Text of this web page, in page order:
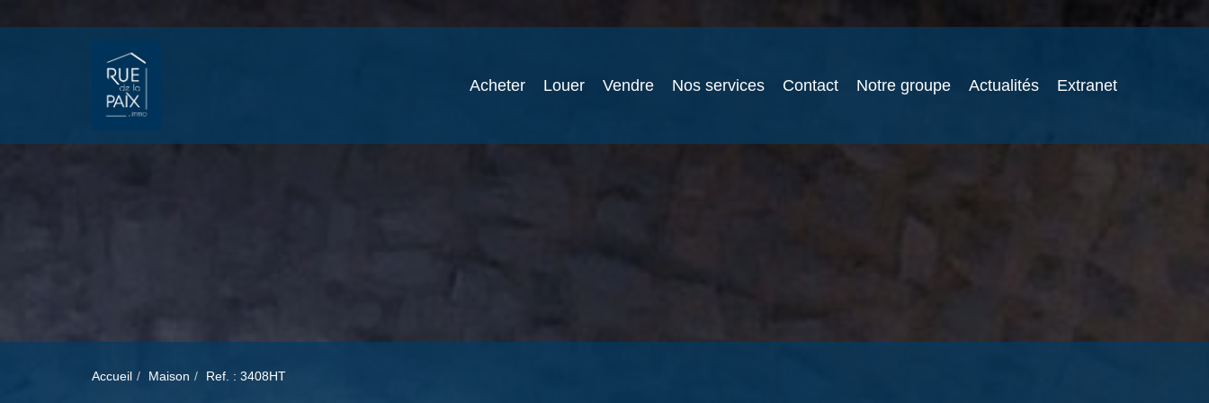
Acheter Louer Vendre Nos services Contact Notre groupe Actualités Extranet
Accueil Maison Ref. : 3408HT